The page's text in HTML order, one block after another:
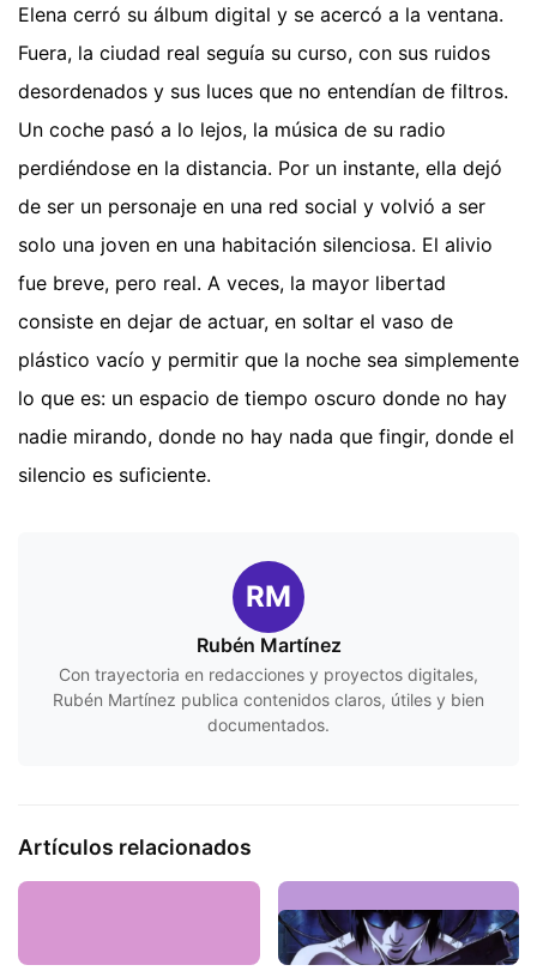
Elena cerró su álbum digital y se acercó a la ventana.
Fuera, la ciudad real seguía su curso, con sus ruidos
desordenados y sus luces que no entendían de filtros.
Un coche pasó a lo lejos, la música de su radio
perdiéndose en la distancia. Por un instante, ella dejó
de ser un personaje en una red social y volvió a ser
solo una joven en una habitación silenciosa. El alivio
fue breve, pero real. A veces, la mayor libertad
consiste en dejar de actuar, en soltar el vaso de
plástico vacío y permitir que la noche sea simplemente
lo que es: un espacio de tiempo oscuro donde no hay
nadie mirando, donde no hay nada que fingir, donde el
silencio es suficiente.
RM
Rubén Martínez
Con trayectoria en redacciones y proyectos digitales,
Rubén Martínez publica contenidos claros, útiles y bien
documentados.
Artículos relacionados